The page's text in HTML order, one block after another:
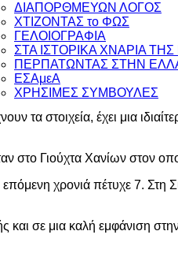
ΔΙΑΠΟΡΘΜΕΥΩΝ ΛΟΓΟΣ
ΧΤΙΖΟΝΤΑΣ το ΦΩΣ
ΓΕΛΟΙΟΓΡΑΦΙΑ
ΣΤΑ ΙΣΤΟΡΙΚΑ ΧΝΑΡΙΑ
ΠΕΡΠΑΤΩΝΤΑΣ ΣΤΗΝ
ΕΣΑμεΑ
ΧΡΗΣΙΜΕΣ ΣΥΜΒΟΥΛΕΣ
στοιχεία, έχει μια
στο Γιούχτα Χανίων στον
χρονιά πέτυχε 7. Στη
σε μια καλή εμφάνιση